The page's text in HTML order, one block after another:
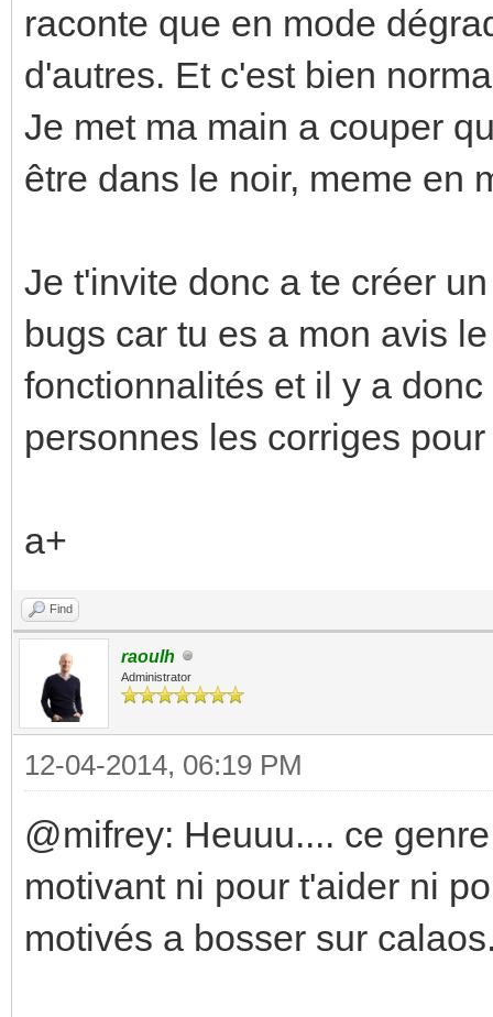
raconte que en mode
d'autres. Et c'est bien
Je met ma main a couper
être dans le noir, meme en
Je t'invite donc a te créer
bugs car tu es a mon avis
fonctionnalités et il y a
personnes les corriges
a+
Find
raoulh
Administrator
12-04-2014, 06:19 PM
@mifrey: Heuuu.... ce
motivant ni pour t'aider ni
motivés a bosser sur